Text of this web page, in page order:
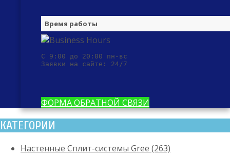
Время работы
С 9:00 до 20:00 пн-вс
Заявки на сайте: 24/7
ФОРМА ОБРАТНОЙ СВЯЗИ
КАТЕГОРИИ
Настенные Сплит-системы Gree (263)